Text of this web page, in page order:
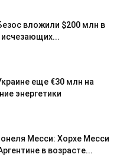
вложили $200 млн в
исчезающих...
еще €30 млн на
энергетики
Месси: Хорхе Месси
в возрасте...